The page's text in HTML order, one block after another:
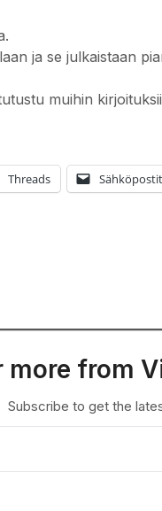
ja se julkaistaan
muihin
Threads
more from
Subscribe to get the